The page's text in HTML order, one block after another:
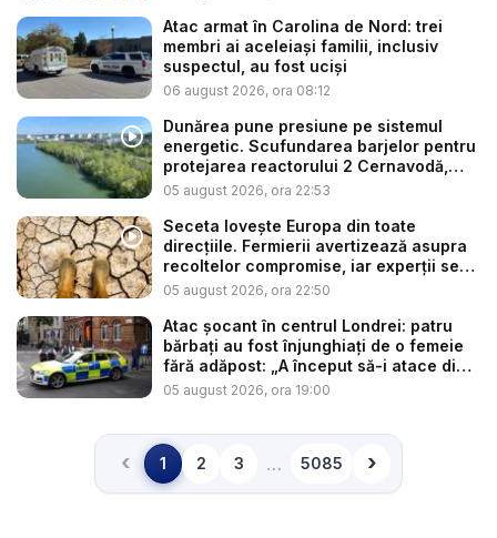
Atac armat în Carolina de Nord: trei
membri ai aceleiași familii, inclusiv
suspectul, au fost uciși
06 august 2026, ora 08:12
Dunărea pune presiune pe sistemul
energetic. Scufundarea barjelor pentru
protejarea reactorului 2 Cernavodă,
am...
05 august 2026, ora 22:53
Seceta lovește Europa din toate
direcțiile. Fermierii avertizează asupra
recoltelor compromise, iar experții se
t...
05 august 2026, ora 22:50
Atac șocant în centrul Londrei: patru
bărbați au fost înjunghiați de o femeie
fără adăpost: „A început să-i atace din
...
05 august 2026, ora 19:00
‹Înapoi
1 2 3 … 5085 Înainte
›